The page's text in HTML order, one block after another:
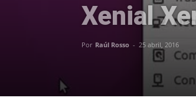
Xenial
Por Raúl Rosso - 25 abril, 2016